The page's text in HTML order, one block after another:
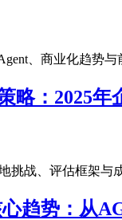
、商业化趋势与
略：2025
挑战、评估框架与
趋势：从